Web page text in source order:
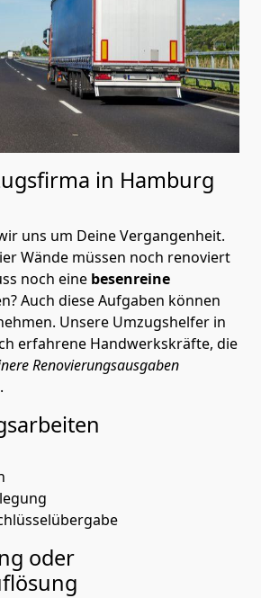
in Hamburg
uns um Deine Vergangenheit.
Wände müssen noch renoviert
noch eine besenreine
Auch diese Aufgaben können
Unsere Umzugshelfer in
erfahrene Handwerkskräfte, die
Renovierungsausgaben
oder